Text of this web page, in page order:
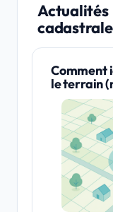
Actualités
Comment
le terrain